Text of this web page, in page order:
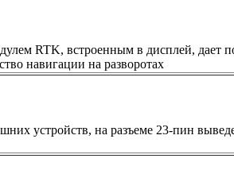
RTK, встроенным в дисплей, дает
навигации на разворотах
устройств, на разъеме 23-пин